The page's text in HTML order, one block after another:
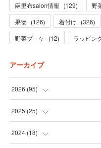
麻里布salon情報 (129) 野
果物 (126) 着付け (326)
野菜ブ－ケ (12) ラッピン
アーカイブ
2026 (95)
(5
(31 )
2025 (25)
(3
2024(18)